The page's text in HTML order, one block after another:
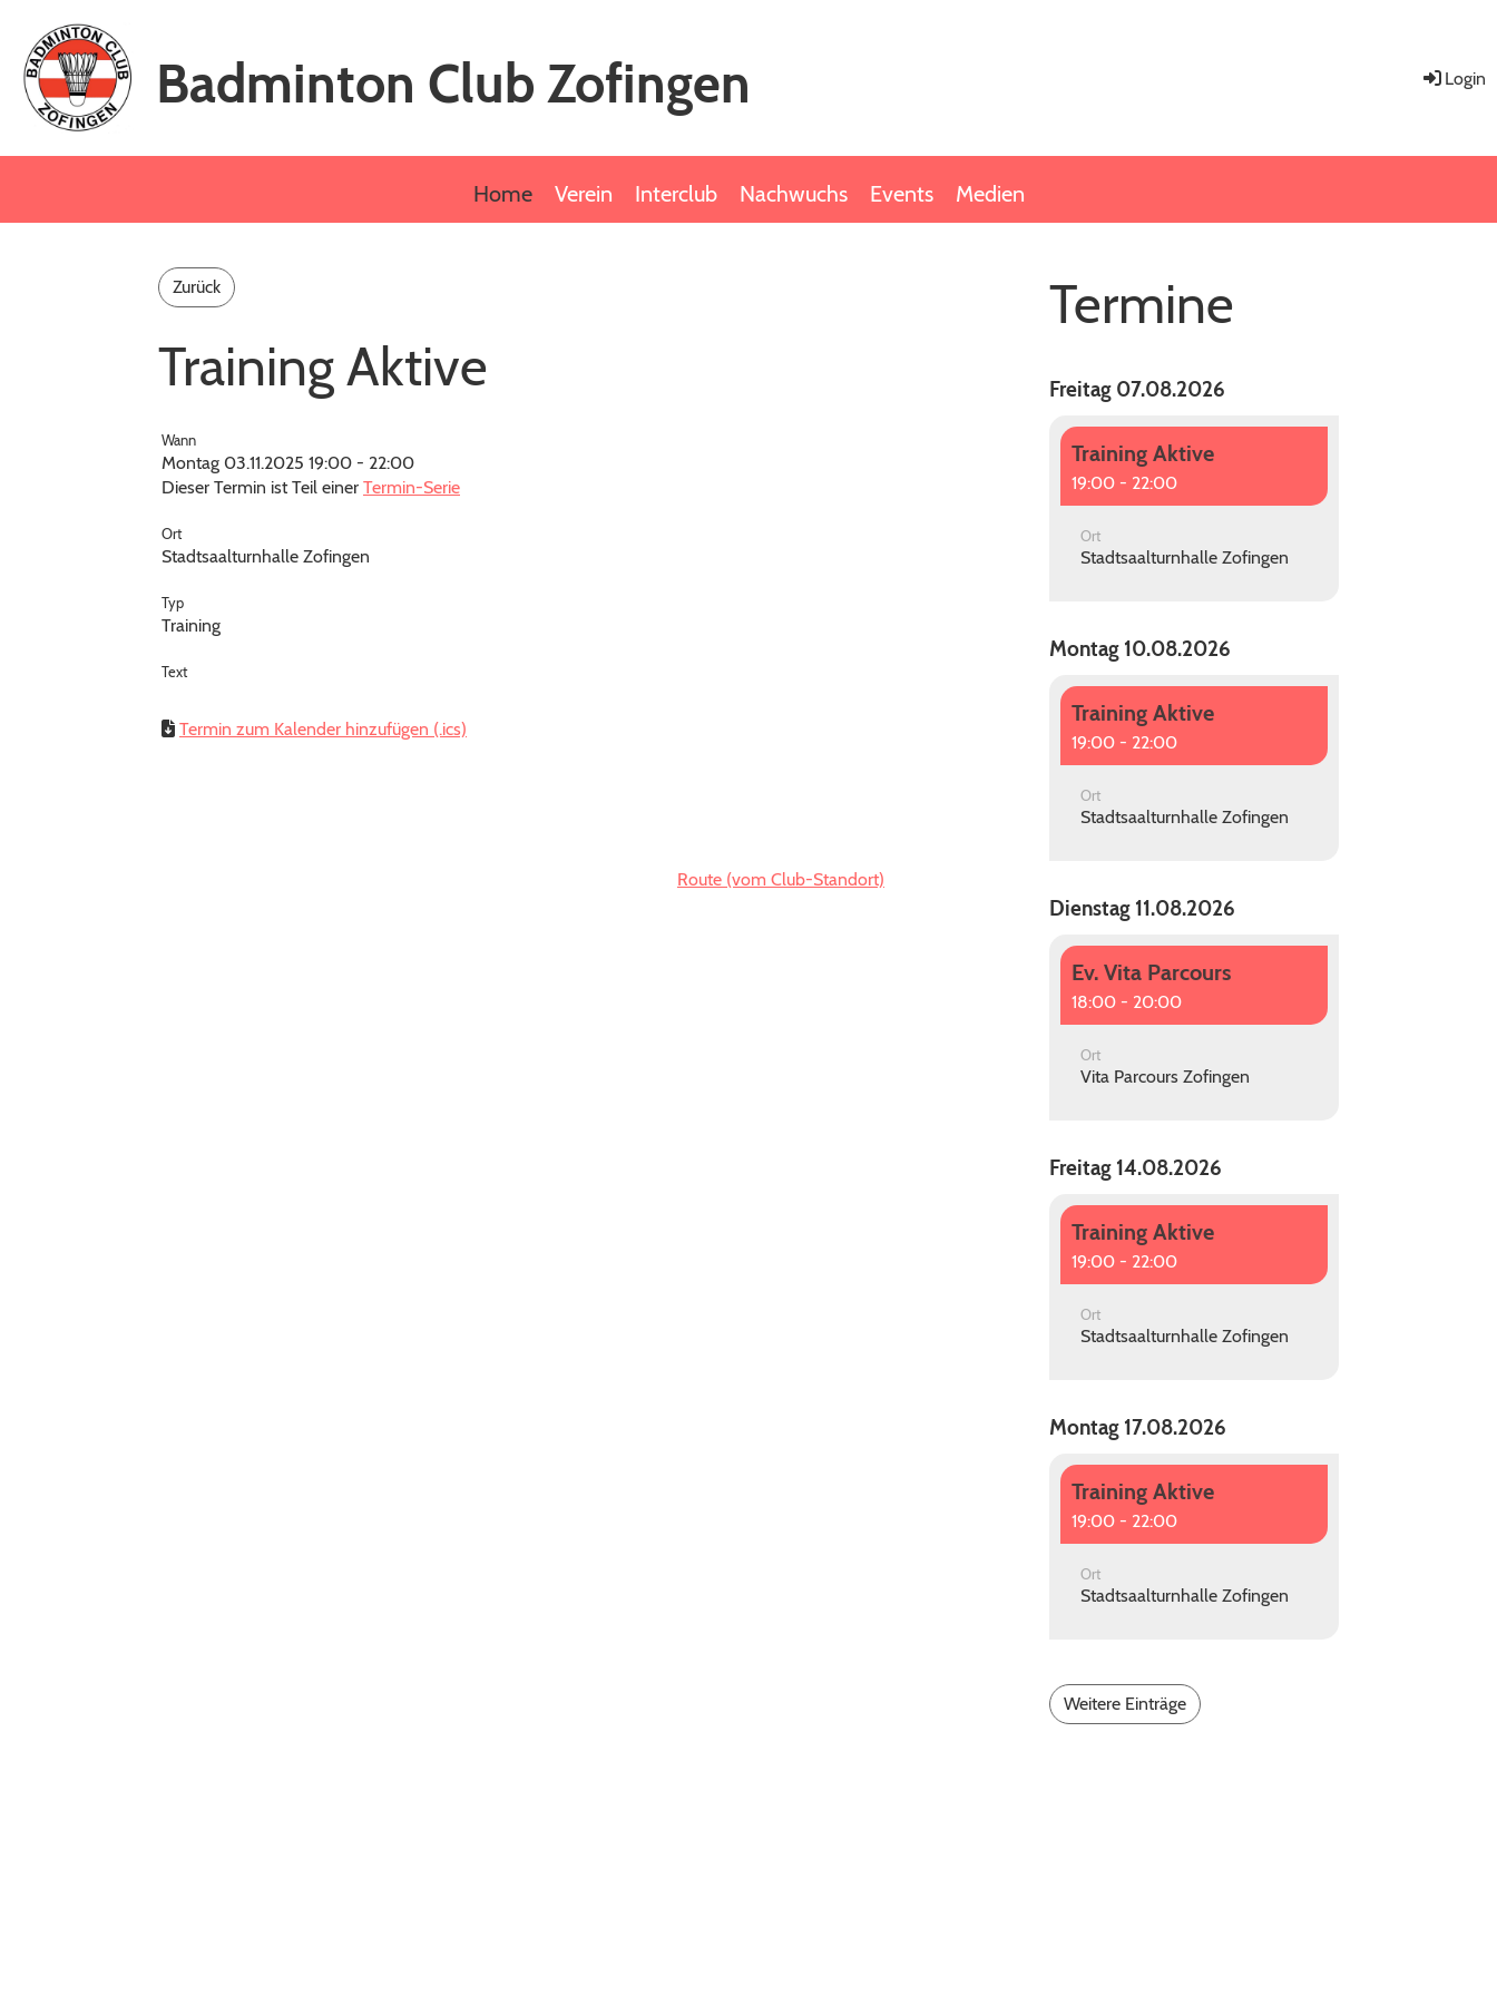
Badminton Club Zofingen Login
Home Verein Interclub Nachwuchs Events Medien
Zurück
Training Aktive
Wann
Montag 03.11.2025 19:00 - 22:00
Dieser Termin ist Teil einer Termin-Serie
Ort
Stadtsaalturnhalle Zofingen
Typ
Training
Text
Termin zum Kalender hinzufügen (.ics)
Route (vom Club-Standort)
Termine
Freitag 07.08.2026
Training Aktive
19:00 - 22:00
Ort
Stadtsaalturnhalle Zofingen
Montag 10.08.2026
Training Aktive
19:00 - 22:00
Ort
Stadtsaalturnhalle Zofingen
Dienstag 11.08.2026
Ev. Vita Parcours
18:00 - 20:00
Ort
Vita Parcours Zofingen
Freitag 14.08.2026
Training Aktive
19:00 - 22:00
Ort
Stadtsaalturnhalle Zofingen
Montag 17.08.2026
Training Aktive
19:00 - 22:00
Ort
Stadtsaalturnhalle Zofingen
Weitere Einträge